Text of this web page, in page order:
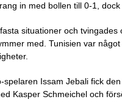
in med bollen till 0-1, dock
situationer och
med. Tunisien var
Issam Jebali fick
Kasper Schmeichel och